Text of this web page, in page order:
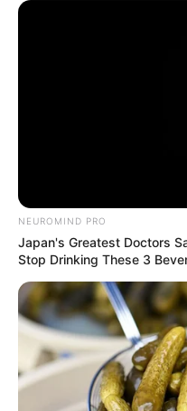
NEUROMIND PRO
Japan's Greatest Doctors
Stop Drinking These 3